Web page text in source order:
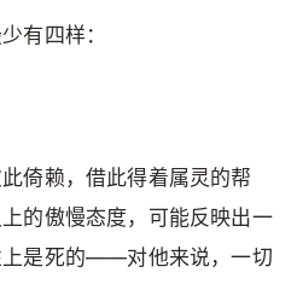
有四样：
倚赖，借此得着属灵的帮
的傲慢态度，可能反映出一
上是死的——对他来说，一切